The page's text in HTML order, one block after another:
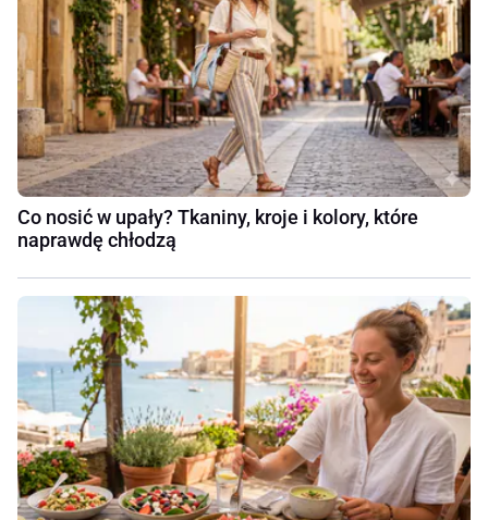
Co nosić w upały? Tkaniny, kroje i kolory, które
naprawdę chłodzą